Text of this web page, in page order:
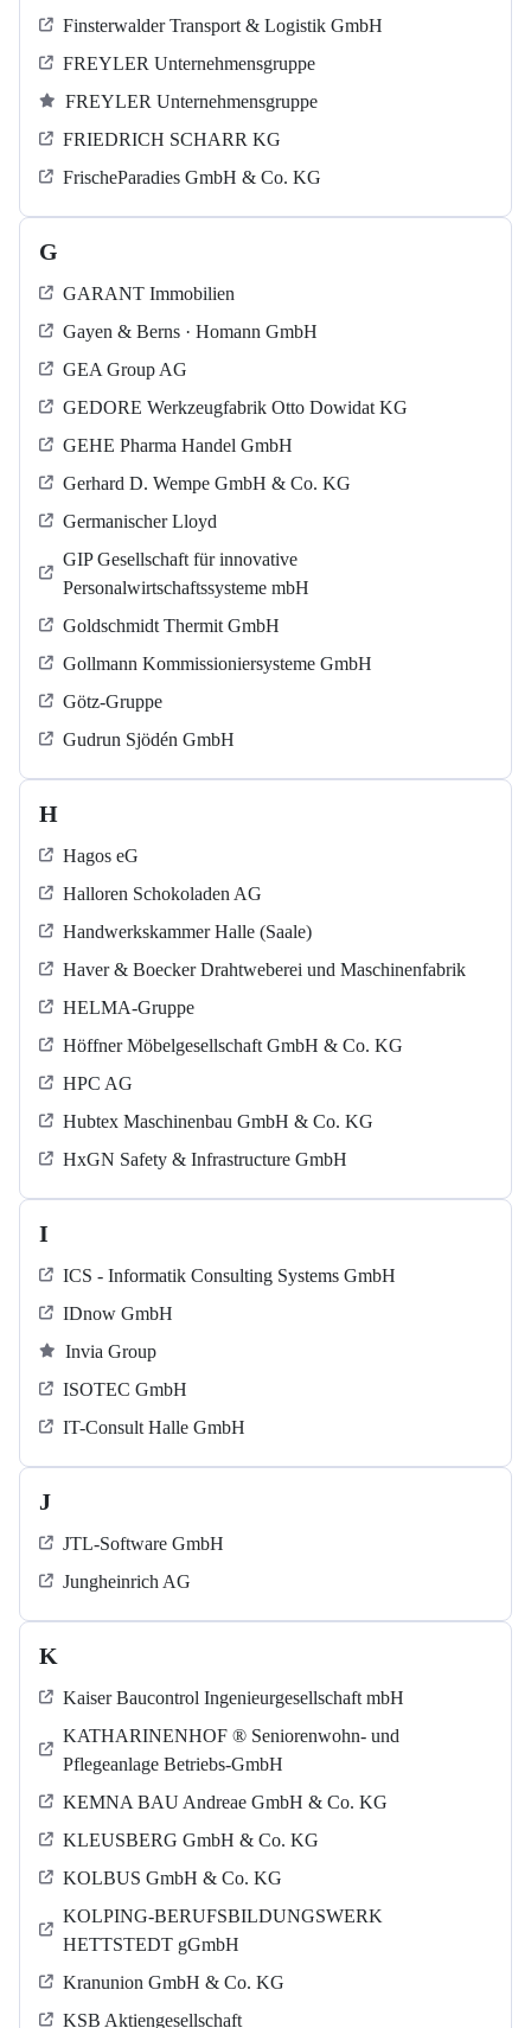
Finsterwalder Transport & Logistik GmbH
FREYLER Unternehmensgruppe
FREYLER Unternehmensgruppe
FRIEDRICH SCHARR KG
FrischeParadies GmbH & Co. KG
G
GARANT Immobilien
Gayen & Berns · Homann GmbH
GEA Group AG
GEDORE Werkzeugfabrik Otto Dowidat KG
GEHE Pharma Handel GmbH
Gerhard D. Wempe GmbH & Co. KG
Germanischer Lloyd
GIP Gesellschaft für innovative
Personalwirtschaftssysteme mbH
Goldschmidt Thermit GmbH
Gollmann Kommissioniersysteme GmbH
Götz-Gruppe
Gudrun Sjödén GmbH
H
Hagos eG
Halloren Schokoladen AG
Handwerkskammer Halle (Saale)
Haver & Boecker Drahtweberei und Maschinenfabrik
HELMA-Gruppe
Höffner Möbelgesellschaft GmbH & Co. KG
HPC AG
Hubtex Maschinenbau GmbH & Co. KG
HxGN Safety & Infrastructure GmbH
I
ICS - Informatik Consulting Systems GmbH
IDnow GmbH
Invia Group
ISOTEC GmbH
IT-Consult Halle GmbH
J
JTL-Software GmbH
Jungheinrich AG
K
Kaiser Baucontrol Ingenieurgesellschaft mbH
KATHARINENHOF ® Seniorenwohn- und
Pflegeanlage Betriebs-GmbH
KEMNA BAU Andreae GmbH & Co. KG
KLEUSBERG GmbH & Co. KG
KOLBUS GmbH & Co. KG
KOLPING-BERUFSBILDUNGSWERK
HETTSTEDT gGmbH
Kranunion GmbH & Co. KG
KSB Aktiengesellschaft